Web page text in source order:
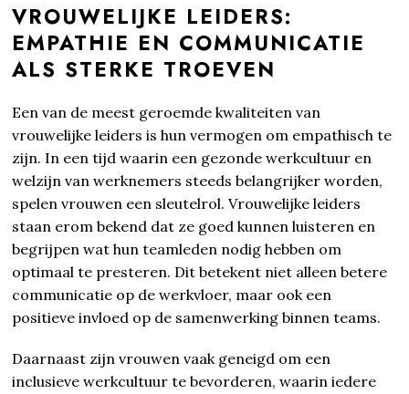
VROUWELIJKE LEIDERS:
EMPATHIE EN COMMUNICATIE
ALS STERKE TROEVEN
Een van de meest geroemde kwaliteiten van
vrouwelijke leiders is hun vermogen om empathisch te
zijn. In een tijd waarin een gezonde werkcultuur en
welzijn van werknemers steeds belangrijker worden,
spelen vrouwen een sleutelrol. Vrouwelijke leiders
staan erom bekend dat ze goed kunnen luisteren en
begrijpen wat hun teamleden nodig hebben om
optimaal te presteren. Dit betekent niet alleen betere
communicatie op de werkvloer, maar ook een
positieve invloed op de samenwerking binnen teams.
Daarnaast zijn vrouwen vaak geneigd om een
inclusieve werkcultuur te bevorderen, waarin iedere